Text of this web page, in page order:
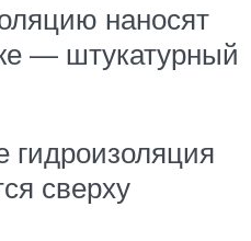
наносят
— штукатурный
гидроизоляция
сверху